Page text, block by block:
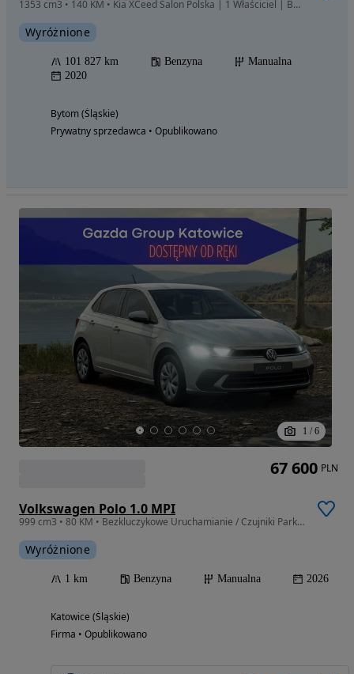
1353 cm3 • 140 KM • Kia XCeed Salon Polska | 1 Właściciel | Bogata wersja | Full LED | Hak
Wyróżnione
101 827 km Benzyna
Manualna
2020
Bytom (Śląskie)
Prywatny sprzedawca • Opublikowano
1 / 6
Volkswagen Polo 1.0 MPI
999 cm3 • 80 KM • Bezkluczykowe Uruchamianie / Czujniki Parkowania / Koło Zapasowe /
Wyróżnione
1 km Benzyna Manualna 2026
Katowice (Śląskie)
Firma • Opublikowano
67 600 PLN